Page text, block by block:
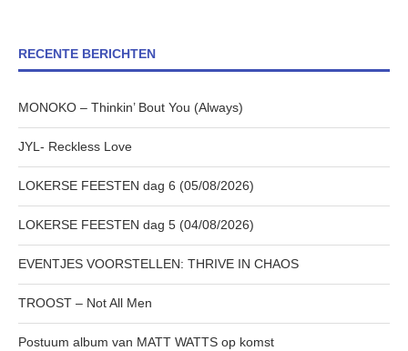
RECENTE BERICHTEN
MONOKO – Thinkin’ Bout You (Always)
JYL- Reckless Love
LOKERSE FEESTEN dag 6 (05/08/2026)
LOKERSE FEESTEN dag 5 (04/08/2026)
EVENTJES VOORSTELLEN: THRIVE IN CHAOS
TROOST – Not All Men
Postuum album van MATT WATTS op komst